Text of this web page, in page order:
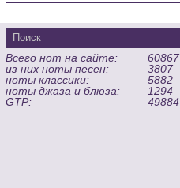
Всего нот на сайте:
60867
из них ноты песен:
3807
ноты классики:
5882
ноты джаза и блюза:
1294
GTP:
49884